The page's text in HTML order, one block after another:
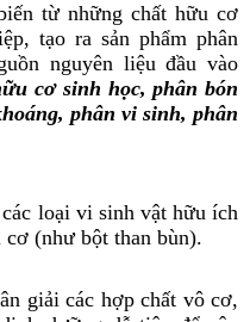
từ những chất hữu cơ
tạo ra sản phẩm phân
nguyên liệu đầu vào
cơ sinh học, phân bón
phân vi sinh, phân
loại vi sinh vật hữu ích
(như bột than bùn).
giải các hợp chất vô cơ,